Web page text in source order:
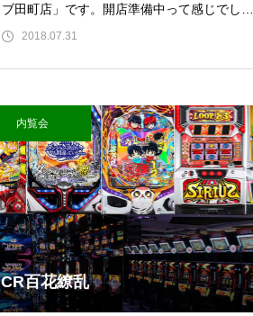
ビックディッパー様
ブ田町店」です。開店準備中って感じでし
た。 機構には登録
2018.07.31
内覧会
CR百花繚乱